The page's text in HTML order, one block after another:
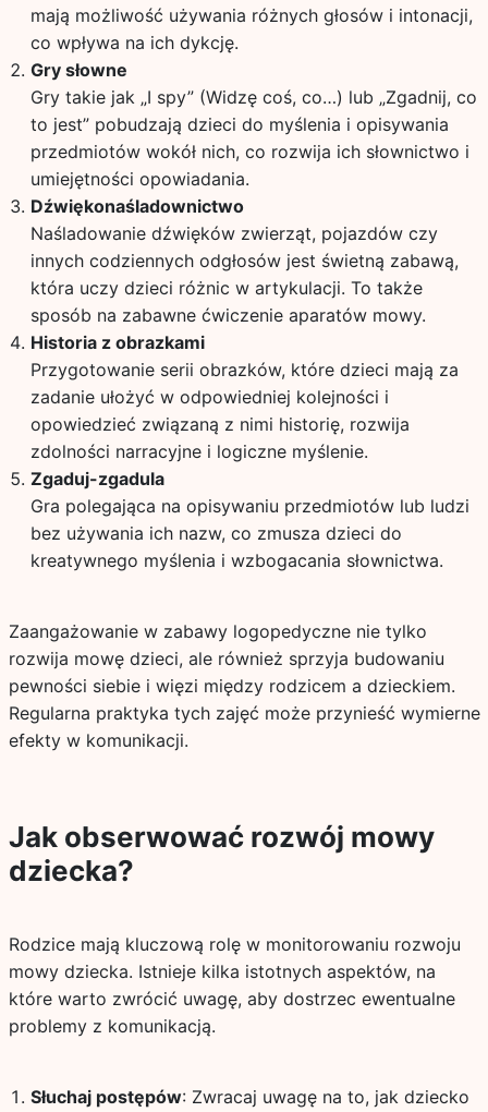
mają możliwość używania różnych głosów i intonacji,
co wpływa na ich dykcję.
Gry słowne
Gry takie jak „I spy” (Widzę coś, co…) lub „Zgadnij, co
to jest” pobudzają dzieci do myślenia i opisywania
przedmiotów wokół nich, co rozwija ich słownictwo i
umiejętności opowiadania.
Dźwiękonaśladownictwo
Naśladowanie dźwięków zwierząt, pojazdów czy
innych codziennych odgłosów jest świetną zabawą,
która uczy dzieci różnic w artykulacji. To także
sposób na zabawne ćwiczenie aparatów mowy.
Historia z obrazkami
Przygotowanie serii obrazków, które dzieci mają za
zadanie ułożyć w odpowiedniej kolejności i
opowiedzieć związaną z nimi historię, rozwija
zdolności narracyjne i logiczne myślenie.
Zgaduj-zgadula
Gra polegająca na opisywaniu przedmiotów lub ludzi
bez używania ich nazw, co zmusza dzieci do
kreatywnego myślenia i wzbogacania słownictwa.
Zaangażowanie w zabawy logopedyczne nie tylko
rozwija mowę dzieci, ale również sprzyja budowaniu
pewności siebie i więzi między rodzicem a dzieckiem.
Regularna praktyka tych zajęć może przynieść wymierne
efekty w komunikacji.
Jak obserwować rozwój mowy
dziecka?
Rodzice mają kluczową rolę w monitorowaniu rozwoju
mowy dziecka. Istnieje kilka istotnych aspektów, na
które warto zwrócić uwagę, aby dostrzec ewentualne
problemy z komunikacją.
Słuchaj postępów: Zwracaj uwagę na to, jak dziecko